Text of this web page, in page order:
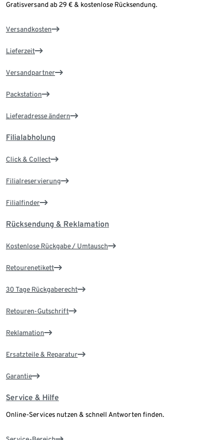
Gratisversand ab 29 € & kostenlose Rücksendung.
Versandkosten
Lieferzeit
Versandpartner
Packstation
Lieferadresse ändern
Filialabholung
Click & Collect
Filialreservierung
Filialfinder
Rücksendung & Reklamation
Kostenlose Rückgabe / Umtausch
Retourenetikett
30 Tage Rückgaberecht
Retouren-Gutschrift
Reklamation
Ersatzteile & Reparatur
Garantie
Service & Hilfe
Online-Services nutzen & schnell Antworten finden.